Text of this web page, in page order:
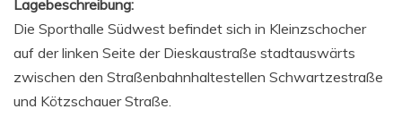
Lagebeschreibung:
Die Sporthalle Südwest befindet sich in Kleinzschocher
auf der linken Seite der Dieskaustraße stadtauswärts
zwischen den Straßenbahnhaltestellen Schwartzestraße
und Kötzschauer Straße.